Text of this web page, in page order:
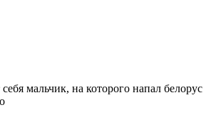
мальчик, на которого напал белорус